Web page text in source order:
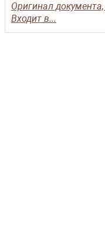
Оригинал
Входит в...